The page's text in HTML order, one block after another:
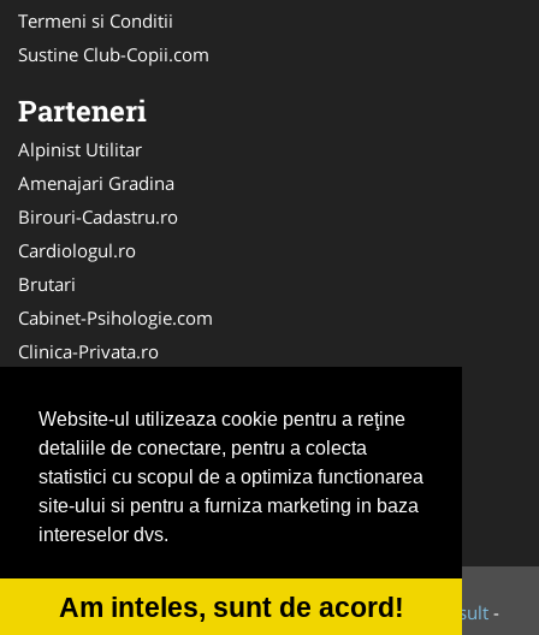
Website-ul utilizeaza cookie pentru a reţine
detaliile de conectare, pentru a colecta
statistici cu scopul de a optimiza functionarea
site-ului si pentru a furniza marketing in baza
intereselor dvs.
Am inteles, sunt de acord!
Termeni si Conditii
Sustine Club-Copii.com
Parteneri
Alpinist Utilitar
Amenajari Gradina
Birouri-Cadastru.ro
Cardiologul.ro
Brutari
Cabinet-Psihologie.com
Clinica-Privata.ro
Cabinet-Individual.ro
CentruInchirieri.ro
Echipamente Romania
MedicAcupunctura.ro
© 2014-2026 Powered byVilonMedia&Tokaido Consult -